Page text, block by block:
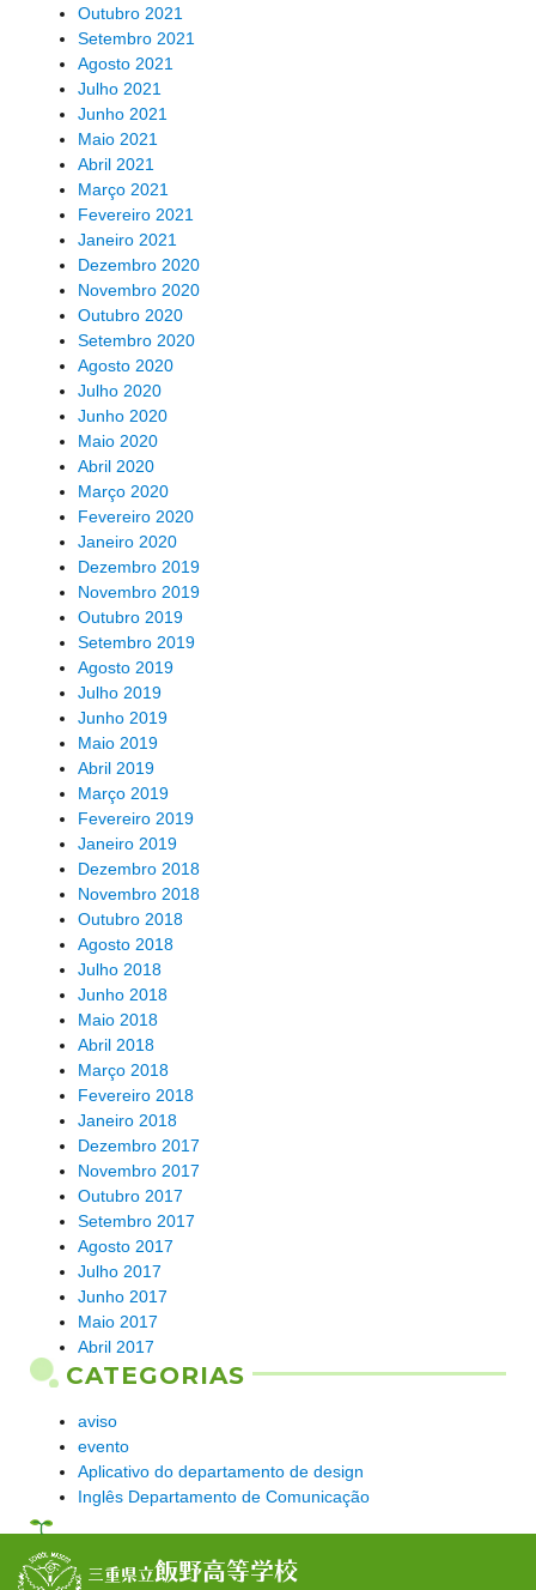
Outubro 2021
Setembro 2021
Agosto 2021
Julho 2021
Junho 2021
Maio 2021
Abril 2021
Março 2021
Fevereiro 2021
Janeiro 2021
Dezembro 2020
Novembro 2020
Outubro 2020
Setembro 2020
Agosto 2020
Julho 2020
Junho 2020
Maio 2020
Abril 2020
Março 2020
Fevereiro 2020
Janeiro 2020
Dezembro 2019
Novembro 2019
Outubro 2019
Setembro 2019
Agosto 2019
Julho 2019
Junho 2019
Maio 2019
Abril 2019
Março 2019
Fevereiro 2019
Janeiro 2019
Dezembro 2018
Novembro 2018
Outubro 2018
Agosto 2018
Julho 2018
Junho 2018
Maio 2018
Abril 2018
Março 2018
Fevereiro 2018
Janeiro 2018
Dezembro 2017
Novembro 2017
Outubro 2017
Setembro 2017
Agosto 2017
Julho 2017
Junho 2017
Maio 2017
Abril 2017
CATEGORIAS
aviso
evento
Aplicativo do departamento de design
Inglês Departamento de Comunicação
三重県立飯野高等学校